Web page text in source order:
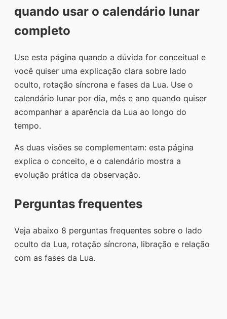
quando usar o calendário lunar
completo
Use esta página quando a dúvida for conceitual e
você quiser uma explicação clara sobre lado
oculto, rotação síncrona e fases da Lua. Use o
calendário lunar por dia, mês e ano quando quiser
acompanhar a aparência da Lua ao longo do
tempo.
As duas visões se complementam: esta página
explica o conceito, e o calendário mostra a
evolução prática da observação.
Perguntas frequentes
Veja abaixo 8 perguntas frequentes sobre o lado
oculto da Lua, rotação síncrona, libração e relação
com as fases da Lua.